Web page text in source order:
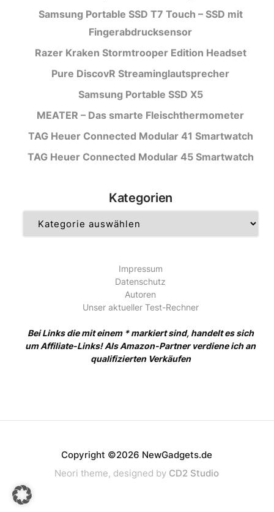
Samsung Portable SSD T7 Touch – SSD mit
Fingerabdrucksensor
Razer Kraken Stormtrooper Edition Headset
Pure DiscovR Streaminglautsprecher
Samsung Portable SSD X5
MEATER – Das smarte Fleischthermometer
TAG Heuer Connected Modular 41 Smartwatch
TAG Heuer Connected Modular 45 Smartwatch
Kategorien
Impressum
Datenschutz
Autoren
Unser aktueller Test-Rechner
Bei Links die mit einem * markiert sind, handelt es sich
um Affiliate-Links! Als Amazon-Partner verdiene ich an
qualifizierten Verkäufen
Copyright ©2026 NewGadgets.de
Neori theme, designed by CD2 Studio